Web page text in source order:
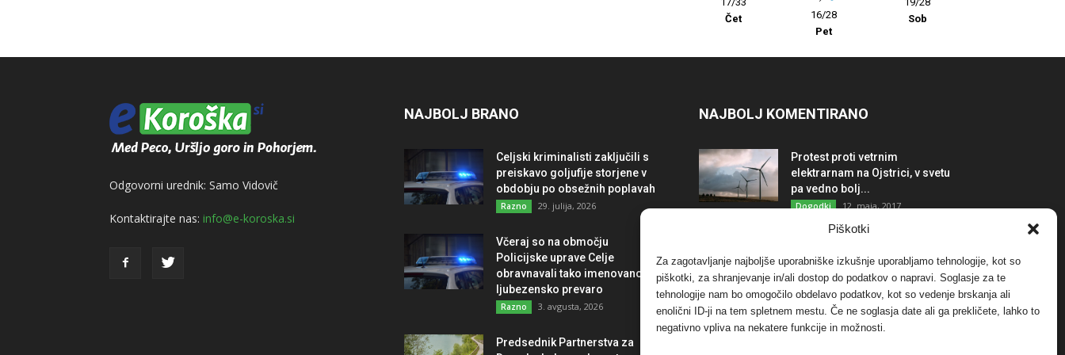
Piškotki
Za zagotavljanje najboljše uporabniške izkušnje uporabljamo tehnologije, kot so
piškotki, za shranjevanje in/ali dostop do podatkov o napravi. Soglasje za te
tehnologije nam bo omogočilo obdelavo podatkov, kot so vedenje brskanja ali
enolični ID-ji na tem spletnem mestu. Če ne soglasja date ali ga prekličete, lahko to
negativno vpliva na nekatere funkcije in možnosti.
Čet
16/28
Pet
Sob
Odgovorni urednik: Samo Vidovič
Kontaktirajte nas: info@e-koroska.si
NAJBOLJ BRANO
Celjski kriminalisti zaključili s
preiskavo goljufije storjene v
obdobju po obsežnih poplavah
Razno 29. julija, 2026
Včeraj so na območju
Policijske uprave Celje
obravnavali tako imenovano
ljubezensko prevaro
Razno 3. avgusta, 2026
Predsednik Partnerstva za
NAJBOLJ KOMENTIRANO
Protest proti vetrnim
elektrarnam na Ojstrici, v svetu
pa vedno bolj...
Dogodki 12. maja, 2017
elektrarnam Verbund
Dogodki 29. januarja, 2018
FOTO: Razstava cvetličarskega
mojstra Andreja Rusa